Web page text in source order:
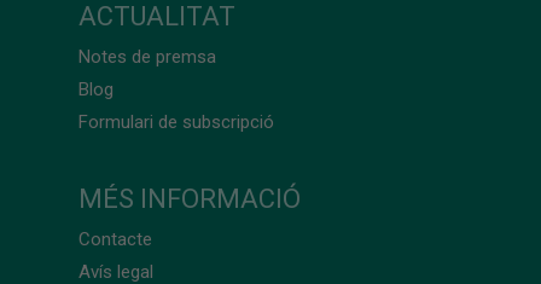
ACTUALITAT
Notes de premsa
Blog
Formulari de subscripció
MÉS INFORMACIÓ
Contacte
Avís legal